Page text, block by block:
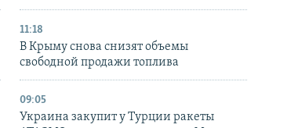
11:18
В Крыму снова снизят объемы
свободной продажи топлива
09:05
Украина закупит у Турции ракеты